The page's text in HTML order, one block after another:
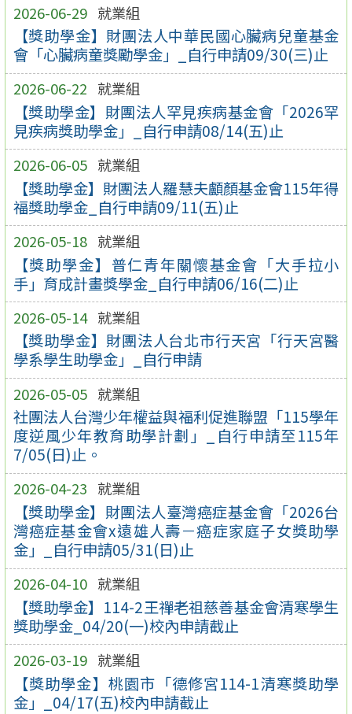
2026-06-29 就業組
【獎助學金】財團法人中華民國心臟病兒童基金
會「心臟病童獎勵學金」_自行申請09/30(三)止
2026-06-22 就業組
【獎助學金】財團法人罕見疾病基金會「2026罕
見疾病獎助學金」_自行申請08/14(五)止
2026-06-05 就業組
【獎助學金】財團法人羅慧夫顱顏基金會115年得
福獎助學金_自行申請09/11(五)止
2026-05-18 就業組
【獎助學金】普仁青年關懷基金會「大手拉小
手」育成計畫獎學金_自行申請06/16(二)止
2026-05-14 就業組
【獎助學金】財團法人台北市行天宮「行天宮醫
學系學生助學金」_自行申請
2026-05-05 就業組
社團法人台灣少年權益與福利促進聯盟「115學年
度逆風少年教育助學計劃」_自行申請至115年
7/05(日)止。
2026-04-23 就業組
【獎助學金】財團法人臺灣癌症基金會「2026台
灣癌症基金會x遠雄人壽－癌症家庭子女獎助學
金」_自行申請05/31(日)止
2026-04-10 就業組
【獎助學金】114-2王禪老祖慈善基金會清寒學生
獎助學金_04/20(一)校內申請截止
2026-03-19 就業組
【獎助學金】桃園市「德修宮114-1清寒獎助學
金」_04/17(五)校內申請截止